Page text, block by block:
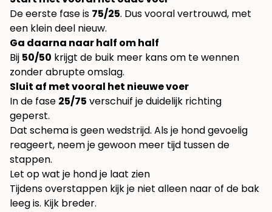
De eerste fase is 75/25. Dus vooral vertrouwd, met
een klein deel nieuw.
Ga daarna naar half om half
Bij 50/50 krijgt de buik meer kans om te wennen
zonder abrupte omslag.
Sluit af met vooral het nieuwe voer
In de fase 25/75 verschuif je duidelijk richting
geperst.
Dat schema is geen wedstrijd. Als je hond gevoelig
reageert, neem je gewoon meer tijd tussen de
stappen.
Let op wat je hond je laat zien
Tijdens overstappen kijk je niet alleen naar of de bak
leeg is. Kijk breder.